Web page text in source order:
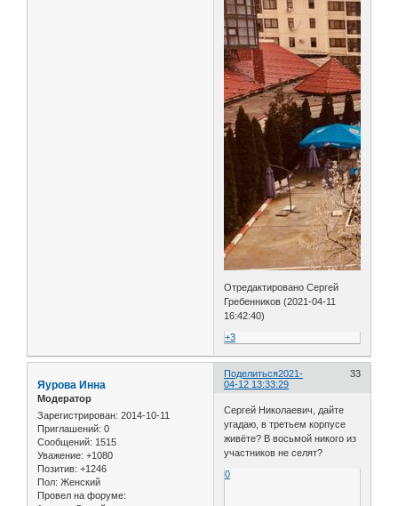
Отредактировано Сергей
Гребенников (2021-04-11
16:42:40)
+3
Поделиться 33
2021-
04-12 13:33:29
Яурова Инна
Модератор
Зарегистрирован: 2014-10-11
Приглашений: 0
Сообщений: 1515
Уважение: +1080
Позитив: +1246
Пол: Женский
Провел на форуме:
Сергей Николаевич, дайте
угадаю, в третьем корпусе
живёте? В восьмой никого из
участников не селят?
0